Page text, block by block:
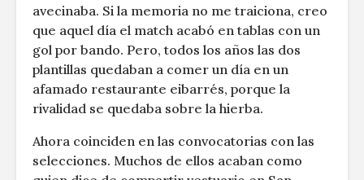
avecinaba. Si la memoria no me traiciona, creo
que aquel día el match acabó en tablas con un
gol por bando. Pero, todos los años las dos
plantillas quedaban a comer un día en un
afamado restaurante eibarrés, porque la
rivalidad se quedaba sobre la hierba.
Ahora coinciden en las convocatorias con las
selecciones. Muchos de ellos acaban como